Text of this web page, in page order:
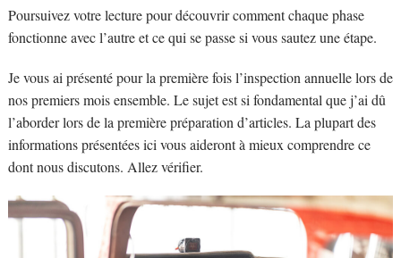
Poursuivez votre lecture pour découvrir comment chaque phase
fonctionne avec l’autre et ce qui se passe si vous sautez une étape.
Je vous ai présenté pour la première fois l’inspection annuelle lors de
nos premiers mois ensemble. Le sujet est si fondamental que j’ai dû
l’aborder lors de la première préparation d’articles. La plupart des
informations présentées ici vous aideront à mieux comprendre ce
dont nous discutons. Allez vérifier.